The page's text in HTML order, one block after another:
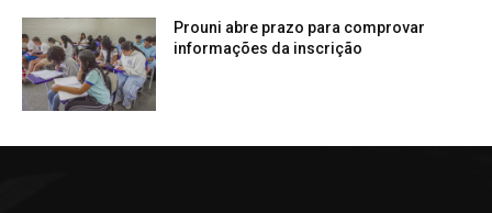
Prouni abre prazo para comprovar
informações da inscrição